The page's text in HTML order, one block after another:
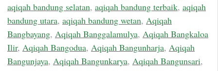
aqiqah bandung selatan, aqiqah bandung terbaik, aqiqah
bandung utara, aqiqah bandung wetan, Aqiqah
Bangbayang, Aqiqah Banggalamulya, Aqiqah Bangkaloa
Ilir, Aqiqah Bangodua, Aqiqah Bangunharja, Aqiqah
Bangunjaya, Aqiqah Bangunkarya, Aqiqah Bangunsari,